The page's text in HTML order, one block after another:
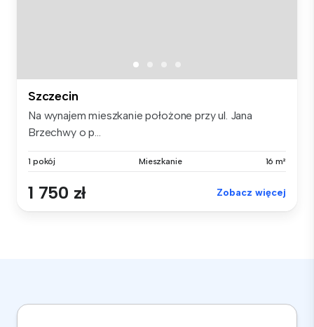
Szczecin
Na wynajem mieszkanie położone przy ul. Jana
Brzechwy o p...
1 pokój Mieszkanie 16 m²
1 750 zł Zobacz więcej